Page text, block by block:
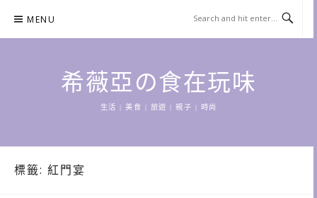
content
MENU
希薇亞の食在玩味
生活 | 美食 | 旅遊 | 親子 | 時尚
標籤: 紅門宴